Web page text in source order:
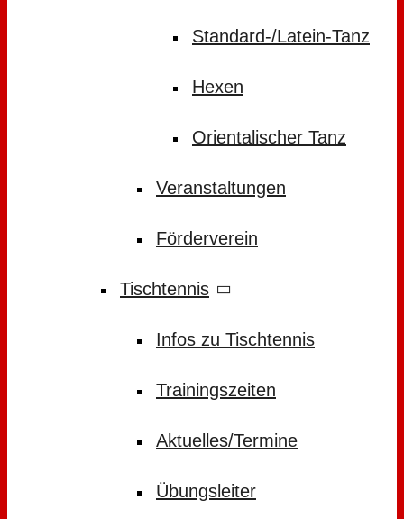
Standard-/Latein-Tanz
Hexen
Orientalischer Tanz
Veranstaltungen
Förderverein
Tischtennis
Infos zu Tischtennis
Trainingszeiten
Aktuelles/Termine
Übungsleiter